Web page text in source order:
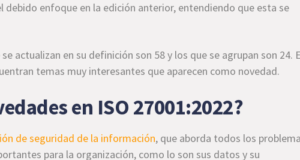
debido enfoque en la edición anterior, entendiendo que esta se
actualizan en su definición son 58 y los que se agrupan son 24.
temas muy interesantes que aparecen como novedad.
en ISO 27001:2022?
de seguridad de la información, que aborda todos los
para la organización, como lo son sus datos y su